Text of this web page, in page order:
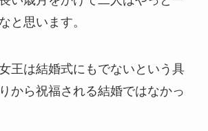
と思います。
王は結婚式にもでないという具
から祝福される結婚ではなかっ